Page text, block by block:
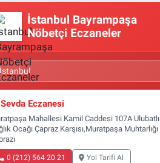
İstanbul Bayrampaşa
Nöbetçi Eczaneler
Sevda Eczanesi
Mahallesi Kamil Caddesi 107A Ulubatlı
Ocağı Çapraz Karşısı,Muratpaşa Muhtarlığı
0 (212) 564 20 21 Yol Tarifi Al